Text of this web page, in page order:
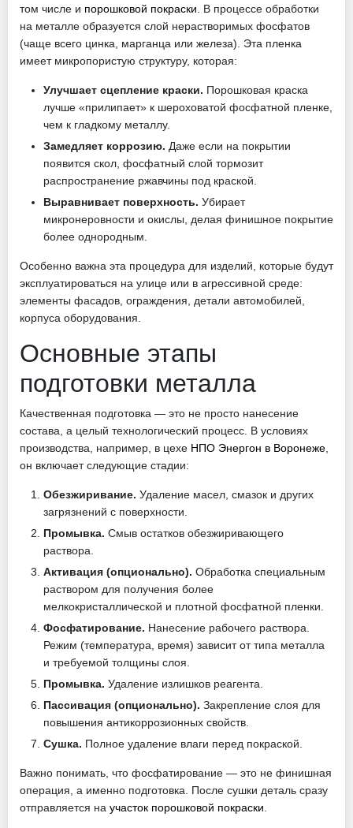
том числе и порошковой покраски . В процессе обработки
на металле образуется слой нерастворимых фосфатов
(чаще всего цинка, марганца или железа). Эта пленка
имеет микропористую структуру, которая:
Улучшает сцепление краски. Порошковая краска
лучше «прилипает» к шероховатой фосфатной пленке,
чем к гладкому металлу.
Замедляет коррозию. Даже если на покрытии
появится скол, фосфатный слой тормозит
распространение ржавчины под краской.
Выравнивает поверхность. Убирает
микронеровности и окислы, делая финишное покрытие
более однородным.
Особенно важна эта процедура для изделий, которые будут
эксплуатироваться на улице или в агрессивной среде:
элементы фасадов, ограждения, детали автомобилей,
корпуса оборудования.
Основные этапы
подготовки металла
Качественная подготовка — это не просто нанесение
состава, а целый технологический процесс. В условиях
производства, например, в цехе НПО Энергон в Воронеже
он включает следующие стадии:
Обезжиривание. Удаление масел, смазок и других
загрязнений с поверхности.
Промывка. Смыв остатков обезжиривающего
раствора.
Активация (опционально). Обработка специальным
раствором для получения более
мелкокристаллической и плотной фосфатной пленки.
Фосфатирование. Нанесение рабочего раствора.
Режим (температура, время) зависит от типа металла
и требуемой толщины слоя.
Промывка. Удаление излишков реагента.
Пассивация (опционально). Закрепление слоя для
повышения антикоррозионных свойств.
Сушка. Полное удаление влаги перед покраской.
Важно понимать, что фосфатирование — это не финишная
операция, а именно подготовка. После сушки деталь сразу
отправляется на участок порошковой покраски